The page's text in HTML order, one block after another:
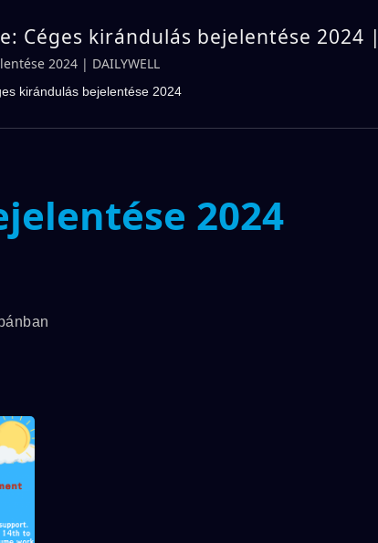
Céges kirándulás bejelentése 2024 |
2024 | DAILYWELL
kirándulás bejelentése 2024
2024